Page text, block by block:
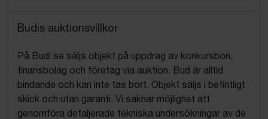
Budis auktionsvillkor
På Budi.se säljs objekt på uppdrag av konkursbon,
finansbolag och företag via auktion. Bud är alltid
bindande och kan inte tas bort. Objekt säljs i befintligt
skick och utan garanti. Vi saknar möjlighet att
genomföra detaljerade tekniska undersökningar av de